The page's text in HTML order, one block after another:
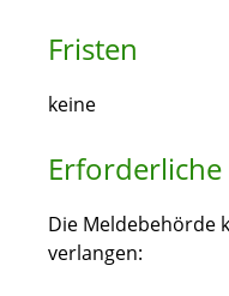
Fristen
keine
Die Meldebehörde
verlangen: